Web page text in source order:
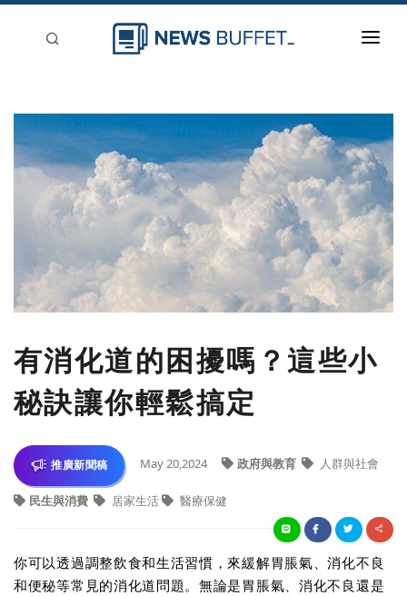
新聞稿分類
刊登
有消化道的困擾嗎？這些小
秘訣讓你輕鬆搞定
推廣新聞稿 May 20,2024 政府與教育 人群與社會
民生與消費 居家生活 醫療保健
你可以透過調整飲食和生活習慣，來緩解胃脹氣、消化不良
和便秘等常見的消化道問題。無論是胃脹氣、消化不良還是